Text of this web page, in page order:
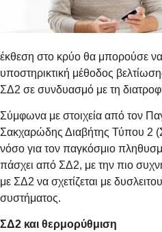
έκθεση στο κρύο θα μπορούσε
υποστηρικτική μέθοδος
ΣΔ2 σε συνδυασμό με τη
Σύμφωνα με στοιχεία από τον
Σακχαρώδης Διαβήτης Τύπου 2
νόσο για τον παγκόσμιο
πάσχει από ΣΔ2, με την πιο
με ΣΔ2 να σχετίζεται με
συστήματος.
ΣΔ2 και θερμορύθμιση